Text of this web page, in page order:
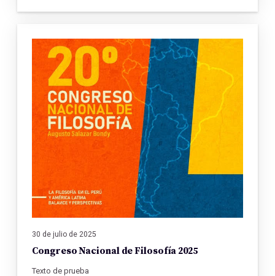
30 de julio de 2025
Congreso Nacional de Filosofía 2025
Texto de prueba